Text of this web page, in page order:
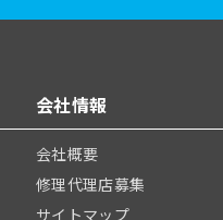
会社情報
会社概要
修理代理店募集
サイトマップ